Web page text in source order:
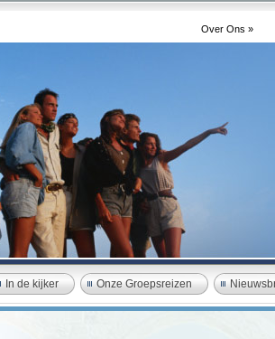
Over Ons »
In de kijker Onze Groepsreizen